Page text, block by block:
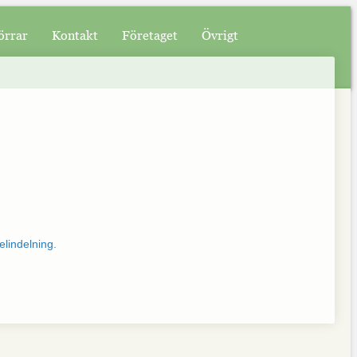
Kontakt Företaget Övrigt